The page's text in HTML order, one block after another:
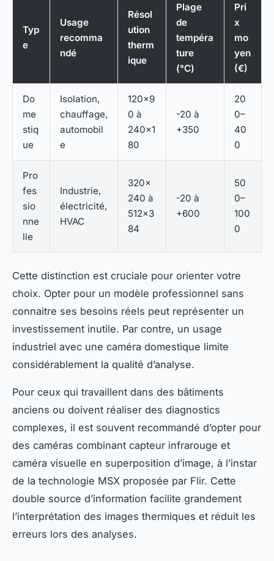
Typ
e
Usage
recomma
ndé
Résol
ution
therm
ique
Plage
de
tempéra
ture
(°C)
Pri
x
mo
yen
(€)
Do
me
stiq
ue
Isolation,
chauffage,
automobil
e
120×9
0 à
240×1
80
-20 à
+350
20
0–
40
0
Pro
fes
sio
nne
lle
Industrie,
électricité,
HVAC
320×
240 à
512×3
84
-20 à
+600
50
0–
100
0
Cette distinction est cruciale pour orienter votre
choix. Opter pour un modèle professionnel sans
connaitre ses besoins réels peut représenter un
investissement inutile. Par contre, un usage
industriel avec une caméra domestique limite
considérablement la qualité d’analyse.
Pour ceux qui travaillent dans des bâtiments
anciens ou doivent réaliser des diagnostics
complexes, il est souvent recommandé d’opter pour
des caméras combinant capteur infrarouge et
caméra visuelle en superposition d’image, à l’instar
de la technologie MSX proposée par Flir. Cette
double source d’information facilite grandement
l’interprétation des images thermiques et réduit les
erreurs lors des analyses.